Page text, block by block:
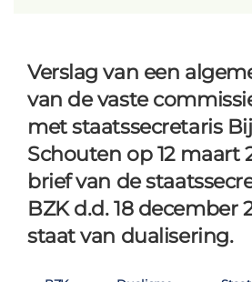
Verslag van een
van de vaste
met staatssecretaris
Schouten op 12 maart
brief van de
BZK d.d. 18 december
staat van dualisering.